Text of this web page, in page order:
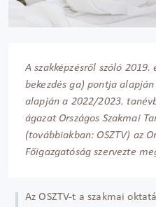
A szakképzésről szóló
bekezdés ga) pontja
alapján a 2022/2023.
ágazat Országos Szakmai
(továbbiakban: OSZTV) az
Főigazgatóság szervezte
Az OSZTV-t a szakmai